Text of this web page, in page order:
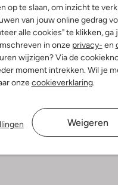
op te slaan, om inzicht te
van jouw online gedrag
alle cookies" te klikken,
in onze privacy- en
wijzigen? Via de
moment intrekken. Wil je
onzecookieverklaring.
Weigeren
Leer